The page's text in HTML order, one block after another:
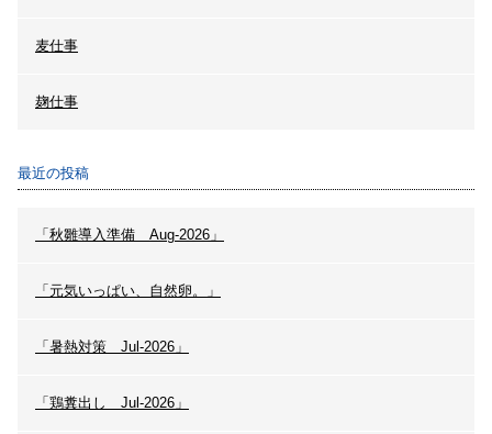
麦仕事
麹仕事
最近の投稿
「秋雛導入準備 Aug-2026」
「元気いっぱい、自然卵。」
「暑熱対策 Jul-2026」
「鶏糞出し Jul-2026」